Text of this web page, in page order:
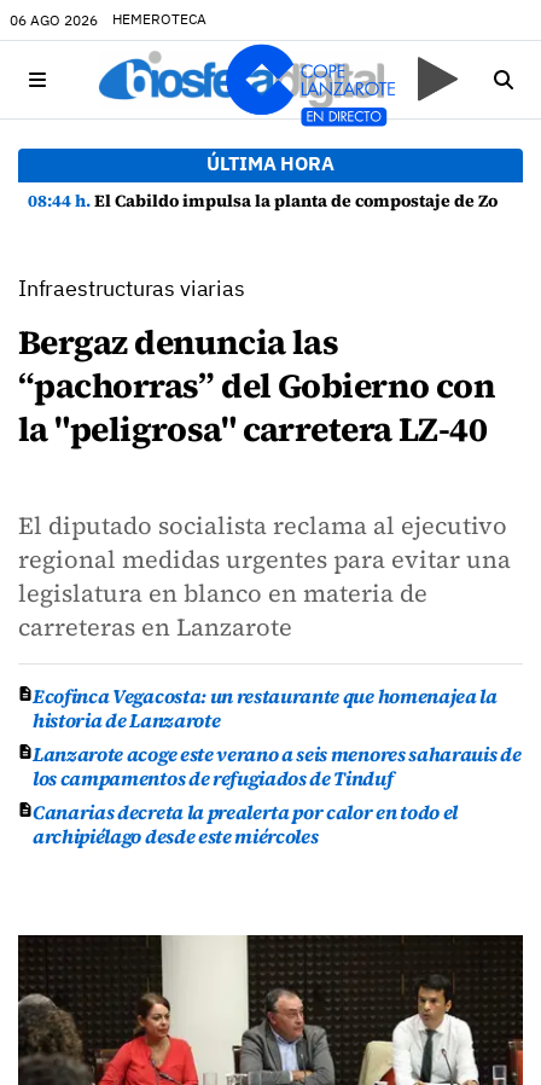
06 AGO 2026 HEMEROTECA
ÚLTIMA HORA
08:44 h.El Cabildo impulsa la planta de compostaje de Zonzamas para tratar 4.375 toneladas de biorresiduos
Infraestructuras viarias
Bergaz denuncia las
“pachorras” del Gobierno con
la "peligrosa" carretera LZ-40
El diputado socialista reclama al ejecutivo
regional medidas urgentes para evitar una
legislatura en blanco en materia de
carreteras en Lanzarote
Ecofinca Vegacosta: un restaurante que homenajea la
historia de Lanzarote
Lanzarote acoge este verano a seis menores saharauis de
los campamentos de refugiados de Tinduf
Canarias decreta la prealerta por calor en todo el
archipiélago desde este miércoles